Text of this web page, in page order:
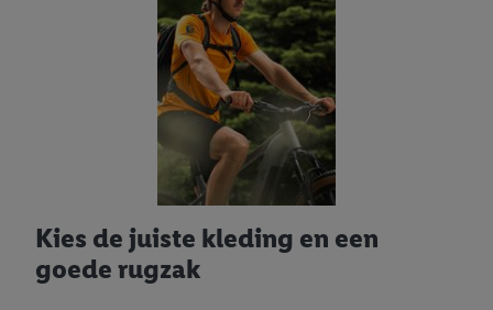
Kies de juiste kleding en een
goede rugzak